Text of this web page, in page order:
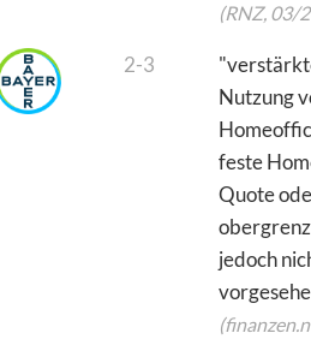
(RNZ, 03/
2-3
Nutzung
feste
Quote
jedoch